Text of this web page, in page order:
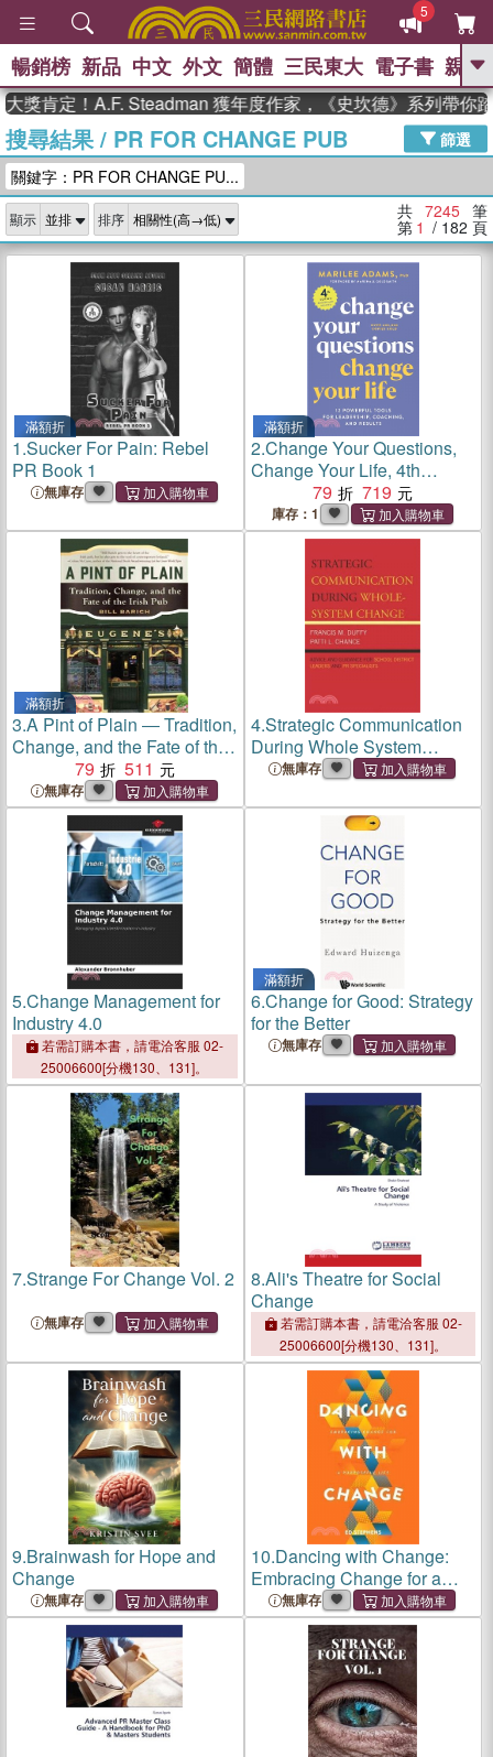
5
GO
熱搜： 東野圭吾 、 高希均教授回憶錄
、 The Odyssey 、 父親節 、 如果歷
史是一群喵
獎 臺灣漫遊錄 、 方念華 、 台灣的李
登輝時代
數學女孩：黎曼猜想 、
偉大的迷走神經
暢銷榜 新品 中文 外文 簡體 三民東大 電子書 親子
！A.F. Steadman 獲年度作家，《史坎德》系列帶你踏上熱
搜尋結果/ PR FOR CHANGE PUB
篩選
關鍵字：PR FOR CHANGE PU...
顯示 排序 共 7245 筆
第 1 / 182 頁
滿額折
1.Sucker For Pain: Rebel
PR Book 1
無庫存
滿額折
2.Change Your Questions,
Change Your Life, 4th
Edition: 12 Powerful Tools
for Leadership, Coaching,
and Results
79 719
庫存：1
滿額折
3.A Pint of Plain ― Tradition,
Change, and the Fate of the
Irish Pub79 511
無庫存
4.Strategic Communication
During Whole System
Change ─ Advice And
Leaders And PR Specialists
無庫存
5.Change Management for
Industry 4.0
若需訂購本書，請電洽客服 02-
25006600[分機130、131]。
滿額折
6.Change for Good: Strategy
for the Better
無庫存
7.Strange For Change Vol. 2
無庫存
8.Ali's Theatre for Social
Change
若需訂購本書，請電洽客服 02-
25006600[分機130、131]。
9.Brainwash for Hope and
Change
無庫存
10.Dancing with Change:
Embracing Change for a
Purposeful Life
無庫存